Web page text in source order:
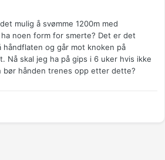
mulig å svømme 1200m med
noen form for smerte? Det er det
håndflaten og går mot knoken på
Nå skal jeg ha på gips i 6 uker hvis ikke
bør hånden trenes opp etter dette?